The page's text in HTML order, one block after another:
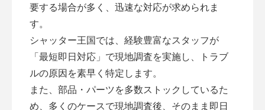
要する場合が多く、迅速な対応が求められま
す。
シャッター王国では、経験豊富なスタッフが
「最短即日対応」で現地調査を実施し、トラブ
ルの原因を素早く特定します。
また、部品・パーツを多数ストックしているた
め、多くのケースで現地調査後、そのまま即日